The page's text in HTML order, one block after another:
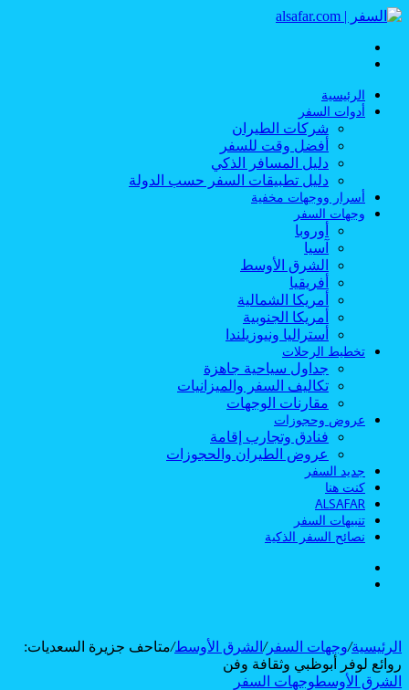
الرئيسية
أدوات السفر
شركات الطيران
أفضل وقت للسفر
دليل المسافر الذكي
دليل تطبيقات السفر حسب الدولة
أسرار ووجهات مخفية
وجهات السفر
أوروبا
آسيا
الشرق الأوسط
أفريقيا
أمريكا الشمالية
أمريكا الجنوبية
أستراليا ونيوزيلندا
تخطيط الرحلات
جداول سياحية جاهزة
تكاليف السفر والميزانيات
مقارنات الوجهات
عروض وحجوزات
فنادق وتجارب إقامة
عروض الطيران والحجوزات
جديد السفر
كنت هنا
ALSAFAR
تنبيهات السفر
نصائح السفر الذكية
الرئيسية/وجهات السفر/ الشرق الأوسط/متاحف جزيرة السعديات:
روائع لوفر أبوظبي وثقافة وفن
الشرق الأوسطوجهات السفر